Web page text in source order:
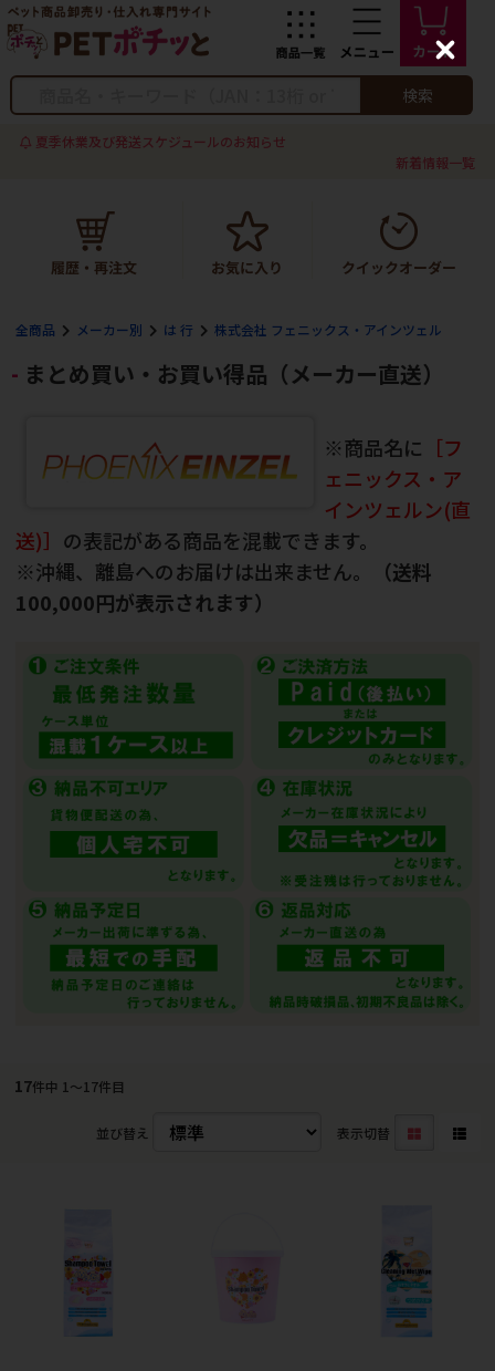
検索
夏季休業及び発送スケジュールのお知らせ
新着情報一覧
全商品 メーカー別 は 行 株式会社 フェニックス・アインツェル
まとめ買い・お買い得品（メーカー直送）
※商品名に ［フ
ェニックス・ア
インツェルン(直
送)］ の表記がある商品を混載できます。
※沖縄、離島へのお届けは出来ません。
（送料
100,000円が表示されます）
17件中 1〜17件目
並び替え 表示切替
C
l
s